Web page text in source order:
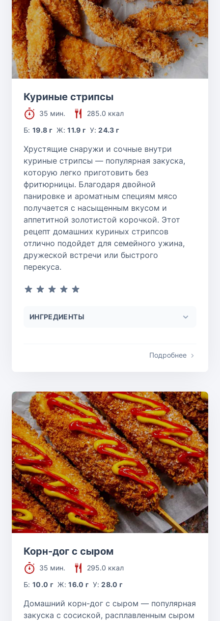
Куриные стрипсы
35 мин.
285.0 ккал
Б:19.8 г Ж:11.9 г У:24.3 г
Хрустящие снаружи и сочные внутри
куриные стрипсы — популярная закуска,
которую легко приготовить без
фритюрницы. Благодаря двойной
панировке и ароматным специям мясо
получается с насыщенным вкусом и
аппетитной золотистой корочкой. Этот
рецепт домашних куриных стрипсов
отлично подойдет для семейного ужина,
дружеской встречи или быстрого
перекуса.
ИНГРЕДИЕНТЫ
Подробнее
Корн-дог с сыром
35 мин.
295.0 ккал
Б:10.0 г Ж:16.0 г У:28.0 г
Домашний корн-дог с сыром — популярная
закуска с сосиской, расплавленным сыром